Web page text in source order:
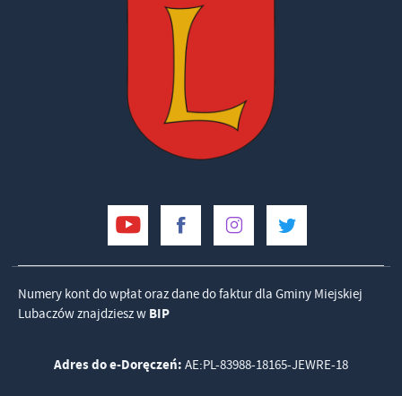
Numery kont do wpłat oraz dane do faktur dla Gminy Miejskiej
Lubaczów znajdziesz w BIP
Adres do e-Doręczeń: AE:PL-83988-18165-JEWRE-18